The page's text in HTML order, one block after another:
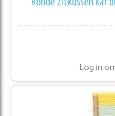
Ronde zitkussen kar
Log in